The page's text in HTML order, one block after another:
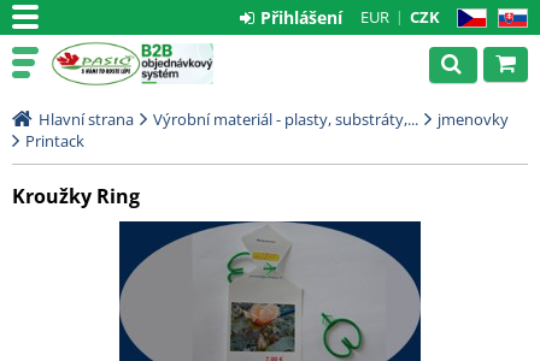
CZ SK
EUR CZK
Přihlášení
Hlavní strana Výrobní materiál - plasty, substráty,...
jmenovky
Printack
Kroužky Ring